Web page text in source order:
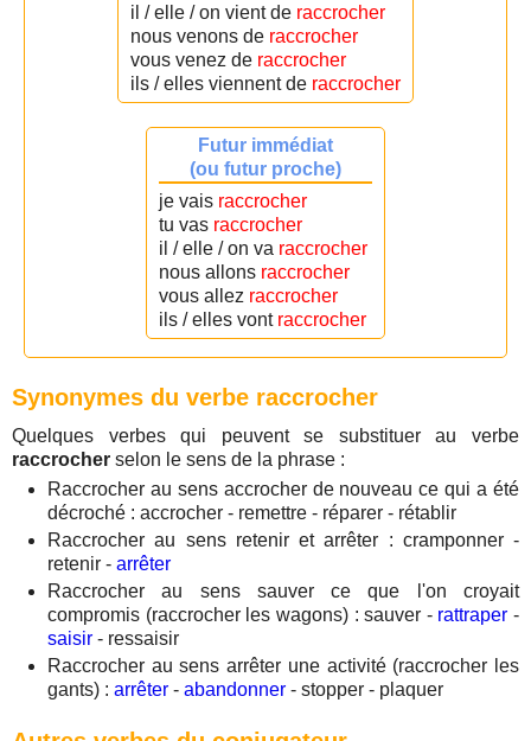
il / elle / on vient de raccrocher
nous venons de raccrocher
vous venez de raccrocher
ils / elles viennent de raccrocher
Futur immédiat
(ou futur proche)
je vais raccrocher
tu vas raccrocher
il / elle / on va raccrocher
nous allons raccrocher
vous allez raccrocher
ils / elles vont raccrocher
Synonymes du verbe raccrocher
Quelques verbes qui peuvent se substituer au verbe
raccrocher selon le sens de la phrase :
Raccrocher au sens accrocher de nouveau ce qui a été
décroché : accrocher - remettre - réparer - rétablir
Raccrocher au sens retenir et arrêter : cramponner -
retenir - arrêter
Raccrocher au sens sauver ce que l'on croyait
compromis (raccrocher les wagons) : sauver - rattraper -
saisir - ressaisir
Raccrocher au sens arrêter une activité (raccrocher les
gants) : arrêter - abandonner - stopper - plaquer